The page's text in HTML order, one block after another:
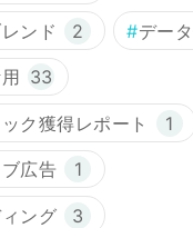
ンド 2 デー
33
ク獲得レポート 1
広告 1
ング 3